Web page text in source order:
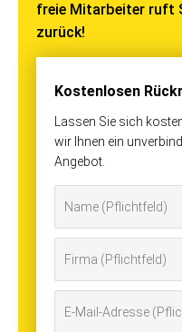
Kostenlosen
Lassen Sie sich
wir Ihnen ein
Angebot.
freie Mitarbeiter ruft
zurück!